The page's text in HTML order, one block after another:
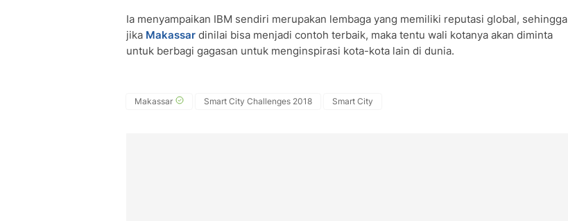
Ia menyampaikan IBM sendiri merupakan lembaga yang memiliki reputasi global, sehingga
jika Makassar dinilai bisa menjadi contoh terbaik, maka tentu wali kotanya akan diminta
untuk berbagi gagasan untuk menginspirasi kota-kota lain di dunia.
Makassar Smart City Challenges 2018 Smart City